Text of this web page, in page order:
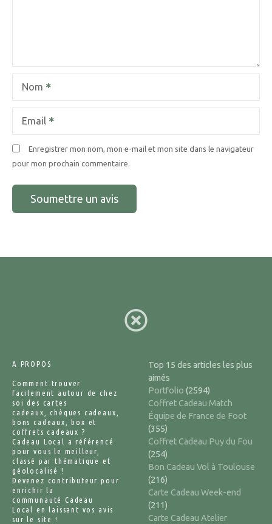
Nom
Email
Enregistrer mon nom, mon e-mail et mon site dans le navigateur
pour mon prochain commentaire.
A PROPOS
Comment trouver
facilement autour de chez
soi des cartes
cadeaux, chèques cadeaux,
bons cadeaux, box et
coffrets cadeaux ?
Cadeau Local a référencé
pour vous le meilleur,
classé par thématique et
géolocalisé !
Devenez contributeur pour
enrichir la
communauté Cadeau
Local en laissant vos avis
sur le site !
Top 15 des articles les plus
aimés
Portfolio (2594)
Coffret Cadeau Match
Équipe de France de Foot
(355)
Coffret Cadeau Puy du Fou
(254)
Bon Cadeau Vol à Toulouse
(216)
Carte Cadeau Week-end
(211)
Carte Cadeau Atelier